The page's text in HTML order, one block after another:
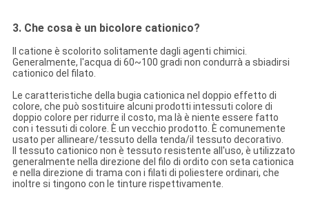
3. Che cosa è un bicolore cationico?
Il catione è scolorito solitamente dagli agenti chimici.
Generalmente, l'acqua di 60~100 gradi non condurrà a sbiadirsi
cationico del filato.
Le caratteristiche della bugia cationica nel doppio effetto di
colore, che può sostituire alcuni prodotti intessuti colore di
doppio colore per ridurre il costo, ma là è niente essere fatto
con i tessuti di colore. È un vecchio prodotto. È comunemente
usato per allineare/tessuto della tenda/il tessuto decorativo.
Il tessuto cationico non è tessuto resistente all'uso, è utilizzato
generalmente nella direzione del filo di ordito con seta cationica
e nella direzione di trama con i filati di poliestere ordinari, che
inoltre si tingono con le tinture rispettivamente.